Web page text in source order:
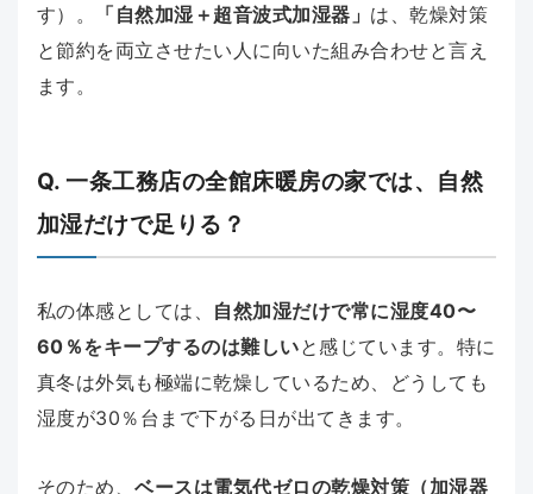
す）。
「自然加湿＋超音波式加湿器」 は、乾燥対策
と節約を両立させたい人に向いた組み合わせと言え
ます。
Q. 一条工務店の全館床暖房の家では、自然
加湿だけで足りる？
私の体感としては、 自然加湿だけで常に湿度40〜
60％をキープするのは難しいと感じています。特に
真冬は外気も極端に乾燥しているため、どうしても
湿度が30％台まで下がる日が出てきます。
そのため、ベースは電気代ゼロの乾燥対策（加湿器